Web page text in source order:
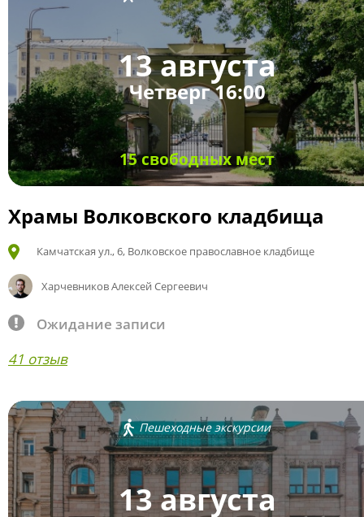
13 августа
Четверг 16:00
15 свободных мест
Храмы Волковского кладбища
Камчатская ул., 6, Волковское православное кладбище
Харчевников Алексей Сергеевич
Ожидание записи
41 отзыв
Пешеходные экскурсии
13 августа